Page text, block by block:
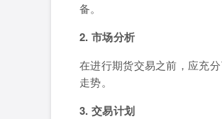
备。
2. 市场分析
在进行期货交易之前，应充
走势。
3. 交易计划